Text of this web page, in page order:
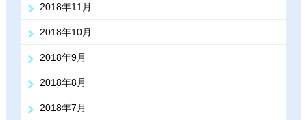
2018年11月
2018年10月
2018年9月
2018年8月
2018年7月